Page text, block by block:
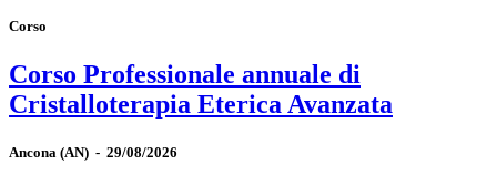
Corso
Corso Professionale annuale di
Cristalloterapia Eterica Avanzata
Ancona (AN) - 29/08/2026